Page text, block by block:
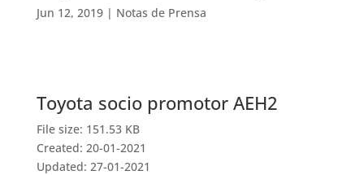
Jun 12, 2019| Notas de Prensa
Toyota socio promotor AEH2
File size: 151.53 KB
Created: 20-01-2021
Updated: 27-01-2021